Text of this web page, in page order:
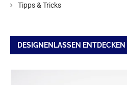
Tipps & Tricks
DESIGNENLASSEN ENTDECKEN